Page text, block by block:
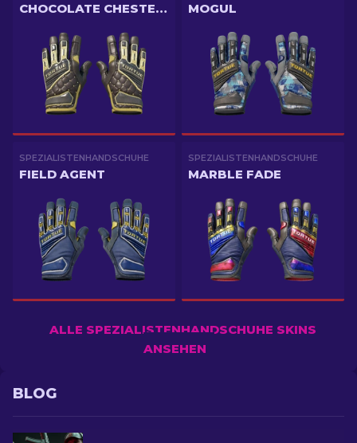
CHOCOLATE CHESTERFIELD MOGUL
SPEZIALISTENHANDSCHUHE
FIELD AGENT
SPEZIALISTENHANDSCHUHE
MARBLE FADE
ALLE SPEZIALISTENHANDSCHUHE SKINS
ANSEHEN
BLOG